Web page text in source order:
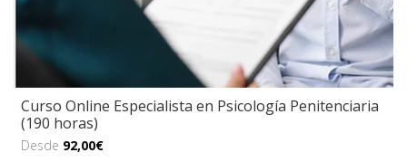
Curso Online Especialista en Psicología Penitenciaria
(190 horas)
Desde 92,00€